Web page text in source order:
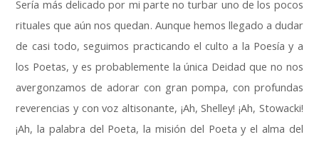
Sería más delicado por mi parte no turbar uno de los pocos
rituales que aún nos quedan. Aunque hemos llegado a dudar
de casi todo, seguimos practicando el culto a la Poesía y a
los Poetas,y es probablemente la única Deidad que no nos
avergonzamos de adorar con gran pompa, con profundas
reverencias y con voz altisonante, ¡Ah,Shelley! ¡Ah, Stowacki!
¡Ah,la palabra del Poeta,la misión del Poeta y el alma del